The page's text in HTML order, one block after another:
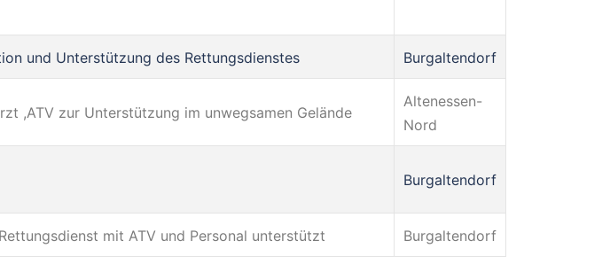
und Unterstützung des Rettungsdienstes Burgaltendorf
,ATV zur Unterstützung im unwegsamen Gelände
Altenessen-
Nord
Burgaltendorf
mit ATV und Personal unterstützt Burgaltendorf